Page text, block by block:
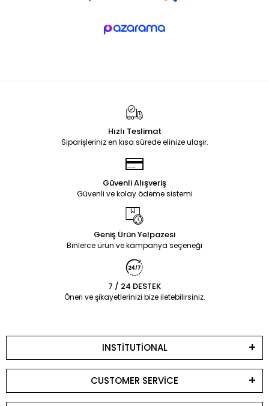
Hızlı Teslimat
Siparişleriniz en kısa sürede elinize ulaşır.
Güvenli Alışveriş
Güvenli ve kolay ödeme sistemi
Geniş Ürün Yelpazesi
Binlerce ürün ve kampanya seçeneği
7 / 24 DESTEK
Öneri ve şikayetlerinizi bize iletebilirsiniz.
INSTİTUTİONAL
CUSTOMER SERVİCE